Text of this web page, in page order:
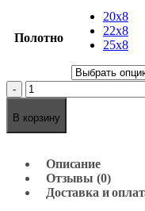
Полотно
20х8
22х8
25х8
-
В корзину
Описание
Отзывы (0)
Доставка и